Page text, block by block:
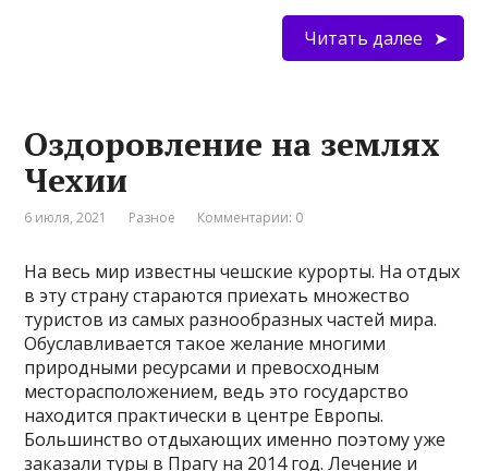
Читать далее
Оздоровление на землях
Чехии
6 июля, 2021 Разное Комментарии: 0
На весь мир известны чешские курорты. На отдых
в эту страну стараются приехать множество
туристов из самых разнообразных частей мира.
Обуславливается такое желание многими
природными ресурсами и превосходным
месторасположением, ведь это государство
находится практически в центре Европы.
Большинство отдыхающих именно поэтому уже
заказали туры в Прагу на 2014 год. Лечение и